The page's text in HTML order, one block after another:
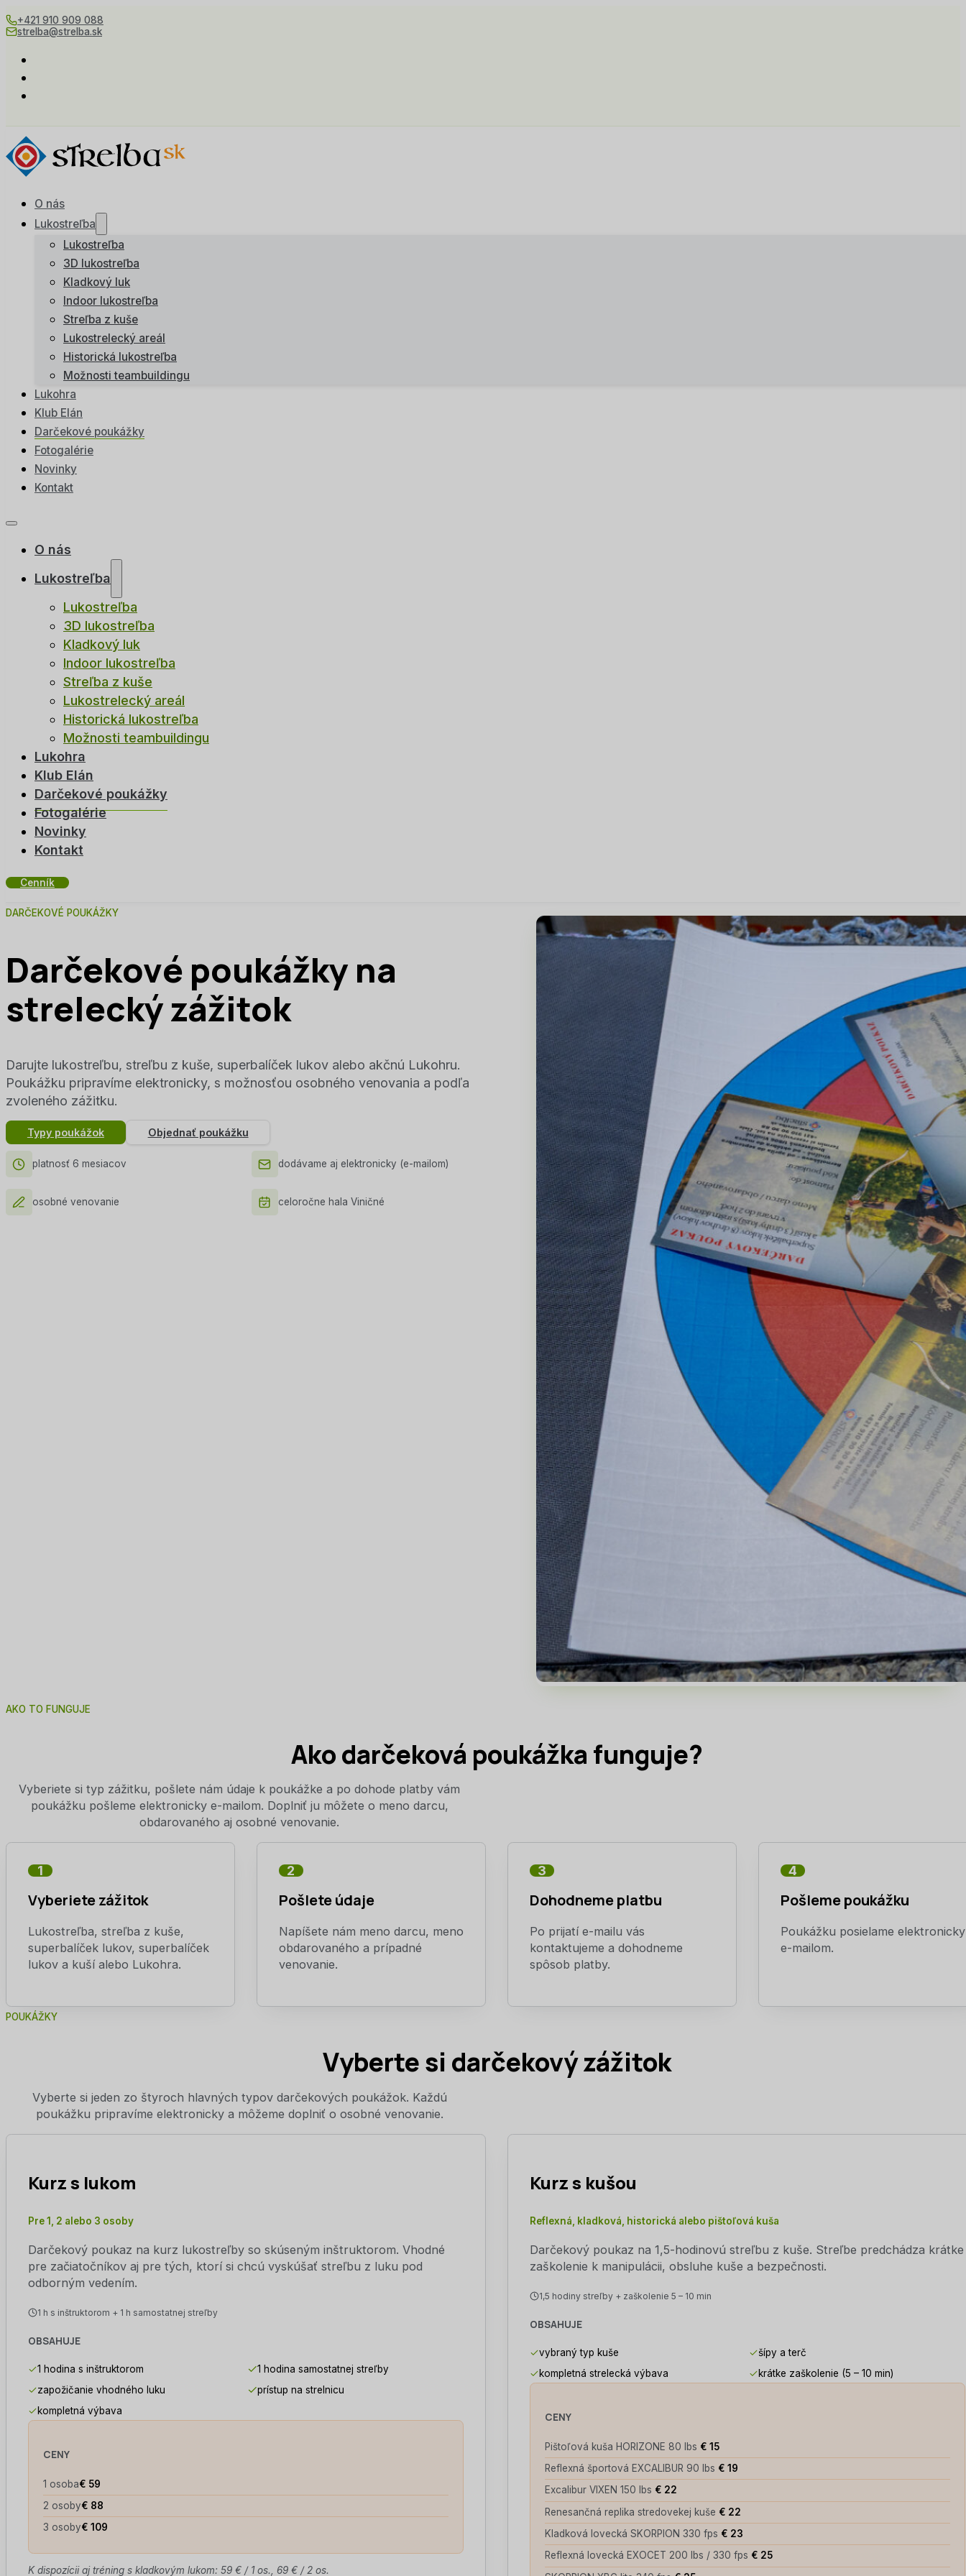
+421 910 909 088
strelba@strelba.sk
O nás
Lukostreľba
Lukostreľba
3D lukostreľba
Kladkový luk
Indoor lukostreľba
Streľba z kuše
Lukostrelecký areál
Historická lukostreľba
Možnosti teambuildingu
Lukohra
Klub Elán
Darčekové poukážky
Fotogalérie
Novinky
Kontakt
O nás
Lukostreľba
Lukostreľba
3D lukostreľba
Kladkový luk
Indoor lukostreľba
Streľba z kuše
Lukostrelecký areál
Historická lukostreľba
Možnosti teambuildingu
Lukohra
Klub Elán
Darčekové poukážky
Fotogalérie
Novinky
Kontakt
Cenník
DARČEKOVÉ POUKÁŽKY
Darčekové poukážky na
strelecký zážitok
Darujte lukostreľbu, streľbu z kuše, superbalíček lukov alebo akčnú Lukohru.
Poukážku pripravíme elektronicky, s možnosťou osobného venovania a podľa
zvoleného zážitku.
Typy poukážok Objednať poukážku
platnosť 6 mesiacov dodávame aj elektronicky (e-mailom)
osobné venovanie celoročne hala Viničné
AKO TO FUNGUJE
Ako darčeková poukážka funguje?
Vyberiete si typ zážitku, pošlete nám údaje k poukážke a po dohode platby vám
poukážku pošleme elektronicky e-mailom. Doplniť ju môžete o meno darcu,
obdarovaného aj osobné venovanie.
1
Vyberiete zážitok
Lukostreľba, streľba z kuše,
superbalíček lukov, superbalíček
lukov a kuší alebo Lukohra.
2
Pošlete údaje
Napíšete nám meno darcu, meno
obdarovaného a prípadné
venovanie.
3
Dohodneme platbu
Po prijatí e-mailu vás
kontaktujeme a dohodneme
spôsob platby.
4
Pošleme poukážku
Poukážku posielame elektronicky
e-mailom.
POUKÁŽKY
Vyberte si darčekový zážitok
Vyberte si jeden zo štyroch hlavných typov darčekových poukážok. Každú
poukážku pripravíme elektronicky a môžeme doplniť o osobné venovanie.
Kurz s lukom
Pre 1, 2 alebo 3 osoby
Darčekový poukaz na kurz lukostreľby so skúseným inštruktorom. Vhodné
pre začiatočníkov aj pre tých, ktorí si chcú vyskúšať streľbu z luku pod
odborným vedením.
1 h s inštruktorom + 1 h samostatnej streľby
OBSAHUJE
1 hodina s inštruktorom
1 hodina samostatnej streľby
zapožičanie vhodného luku
prístup na strelnicu
kompletná výbava
CENY
1 osoba€ 59
2 osoby€ 88
3 osoby€ 109
K dispozícii aj tréning s kladkovým lukom: 59 € / 1 os., 69 € / 2 os.
Kurz s kušou
Reflexná, kladková, historická alebo pištoľová kuša
Darčekový poukaz na 1,5-hodinovú streľbu z kuše. Streľbe predchádza krátke
zaškolenie k manipulácii, obsluhe kuše a bezpečnosti.
1,5 hodiny streľby + zaškolenie 5 – 10 min
OBSAHUJE
vybraný typ kuše
šípy a terč
kompletná strelecká výbava
krátke zaškolenie (5 – 10 min)
CENY
Pištoľová kuša HORIZONE 80 lbs € 15
Reflexná športová EXCALIBUR 90 lbs € 19
Excalibur VIXEN 150 lbs € 22
Renesančná replika stredovekej kuše € 22
Kladková lovecká SKORPION 330 fps € 23
Reflexná lovecká EXOCET 200 lbs / 330 fps € 25